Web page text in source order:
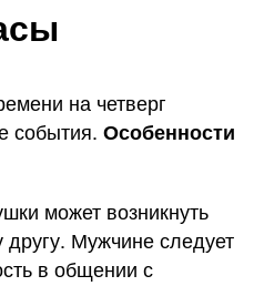
на четверг
события. Особенности
может возникнуть
другу. Мужчине следует
в общении с